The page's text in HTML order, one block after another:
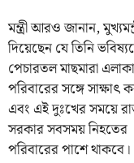
মন্ত্রী আরও জানান,
দিয়েছেন যে তিনি
পেচারতল মাছমারা
পরিবারের সঙ্গে সাক্ষাৎ
এবং এই দুঃখের সময়ে
সরকার সবসময় নিহতের
পরিবারের পাশে থাকবে।